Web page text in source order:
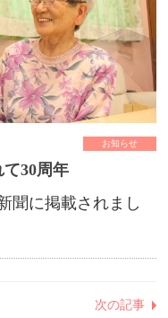
お知らせ
30周年
聞に掲載されまし
次の記事